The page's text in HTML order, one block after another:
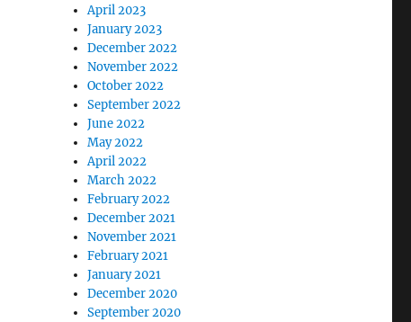
April 2023
January 2023
December 2022
November 2022
October 2022
September 2022
June 2022
May 2022
April 2022
March 2022
February 2022
December 2021
November 2021
February 2021
January 2021
December 2020
September 2020